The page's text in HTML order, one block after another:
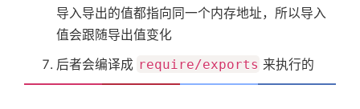
导入导出的值都指向同一个内存地址，所以导入
值会跟随导出值变化
后者会编译成 require/exports 来执行的